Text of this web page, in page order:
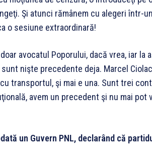
Şi atunci rămânem cu alegeri într-
o sesiune extraordinară!
avocatul Poporului, dacă vrea, iar la
nişte precedente deja. Marcel
transportul, şi mai e una. Sunt trei
avem un precedent şi nu mai pot
un Guvern PNL, declarând că